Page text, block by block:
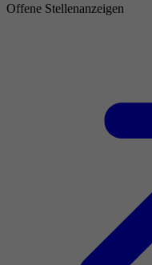
Offene Stellenanzeigen